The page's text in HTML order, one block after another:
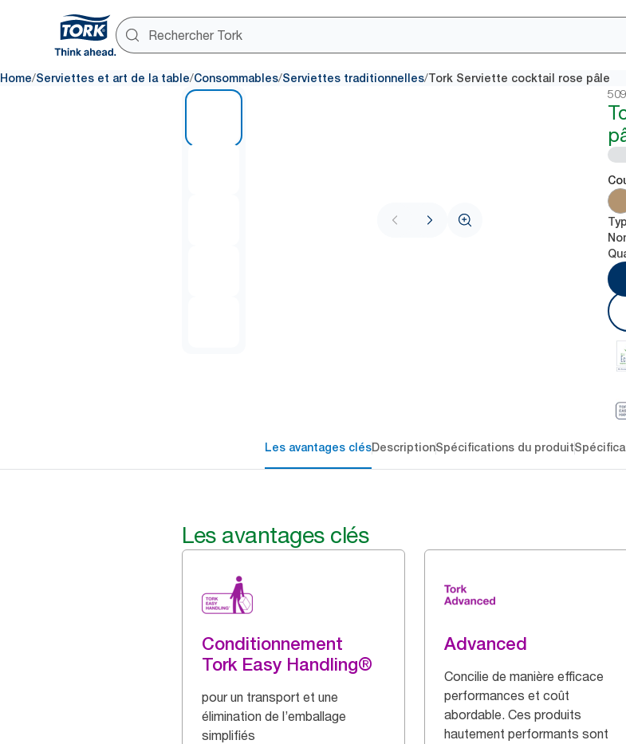
Home/Serviettes et art de la table/Consommables/Serviettes traditionnelles/Tork Serviette cocktail rose pâle
Les avantages clésDescriptionSpécifications du produit
Les avantages clés
Conditionnement
Tork Easy Handling®
pour un transport et une
élimination de l’emballage
simplifiés
Advanced
Concilie de manière efficace
performances et coût
abordable. Ces produits
hautement performants sont